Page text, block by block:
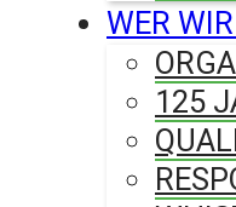
WER
125